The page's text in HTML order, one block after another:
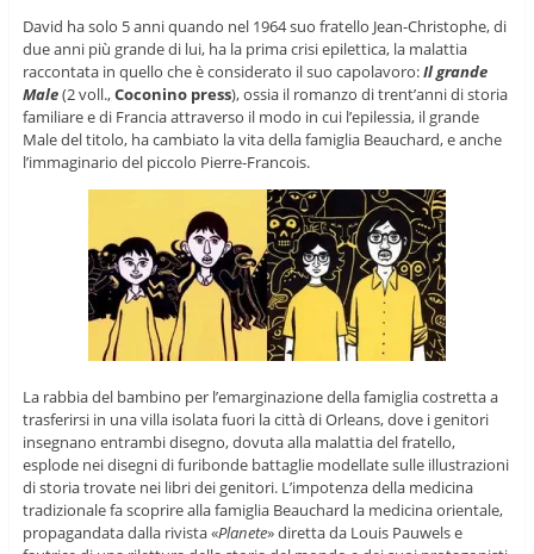
David ha solo 5 anni quando nel 1964 suo fratello Jean-Christophe, di
due anni più grande di lui, ha la prima crisi epilettica, la malattia
raccontata in quello che è considerato il suo capolavoro:Il grande
Male(2 voll.,Coconino press), ossia il romanzo di trent’anni di storia
familiare e di Francia attraverso il modo in cui l’epilessia, il grande
Male del titolo, ha cambiato la vita della famiglia Beauchard, e anche
l’immaginario del piccolo Pierre-Francois.
La rabbia del bambino per l’emarginazione della famiglia costretta a
trasferirsi in una villa isolata fuori la città di Orleans, dove i genitori
insegnano entrambi disegno, dovuta alla malattia del fratello,
esplode nei disegni di furibonde battaglie modellate sulle illustrazioni
di storia trovate nei libri dei genitori. L’impotenza della medicina
tradizionale fa scoprire alla famiglia Beauchard la medicina orientale,
propagandata dalla rivista «Planete» diretta da Louis Pauwels e